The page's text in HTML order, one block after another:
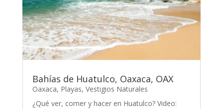
Bahías de Huatulco, Oaxaca, OAX
Oaxaca, Playas, Vestigios Naturales
¿Qué ver, comer y hacer en Huatulco? Video: